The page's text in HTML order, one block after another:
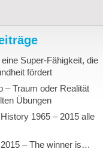
Super-Fähigkeit, die
fördert
– Traum oder Realität
Übungen
1965 – 2015 alle
– The winner is…